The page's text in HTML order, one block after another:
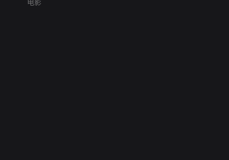
电影